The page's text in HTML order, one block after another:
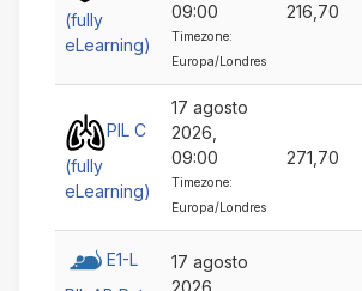
(fully
eLearning)
09:00
Timezone:
Europa/Londres
216,70
PIL C
(fully
eLearning)
17 agosto
2026,
09:00
Timezone:
Europa/Londres
271,70
E1-L
17 agosto